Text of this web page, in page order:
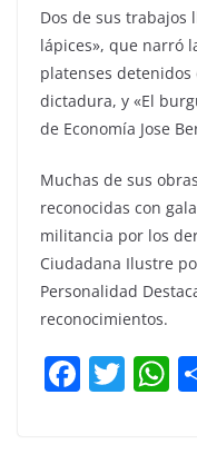
Dos de sus trabajos
lápices», que narró
platenses
dictadura, y «El
de Economía Jose
Muchas de sus
reconocidas con
militancia por los
Ciudadana Ilustre
Personalidad
reconocimientos.
F T